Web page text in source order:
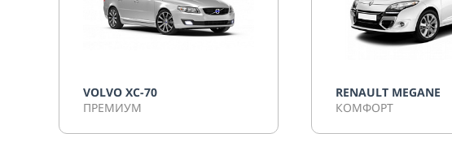
VOLVO XC-70
ПРЕМИУМ
RENAULT MEGANE
КОМФОРТ